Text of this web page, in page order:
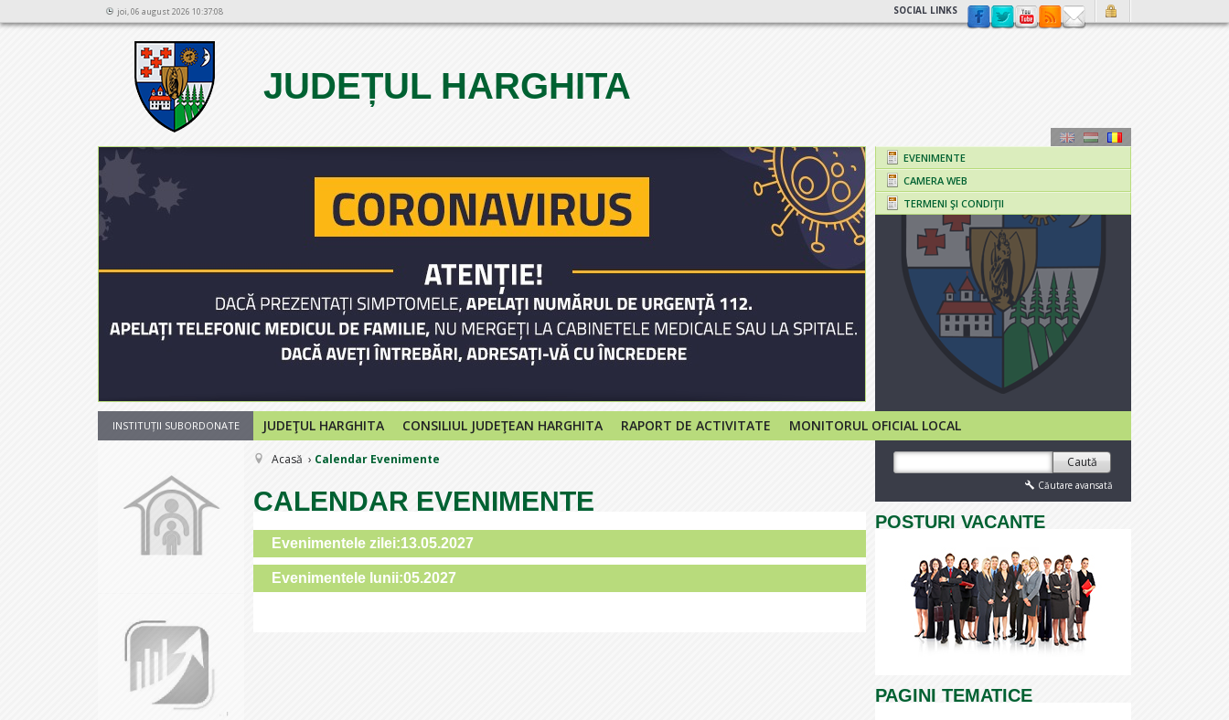
joi, 06 august 2026 10:37:08 SOCIAL LINKS
JUDEȚUL HARGHITA
12
EVENIMENTE
CAMERA WEB
TERMENI ŞI CONDIŢII
INSTITUȚII SUBORDONATE JUDEŢUL HARGHITA CONSILIUL JUDEŢEAN HARGHITA RAPORT DE ACTIVITATE MONITORUL OFICIAL LOCAL
Acasă Calendar Evenimente
CALENDAR EVENIMENTE
Evenimentele zilei:13.05.2027
Evenimentele lunii:05.2027
Caută
Căutare avansată
POSTURI VACANTE
PAGINI TEMATICE